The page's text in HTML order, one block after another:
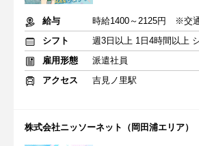
給与
時給1400～2125円 ※交
シフト
雇用形態
派遣社員
アクセス
吉見ノ里駅
株式会社ニッソーネット（岡田浦エリア）